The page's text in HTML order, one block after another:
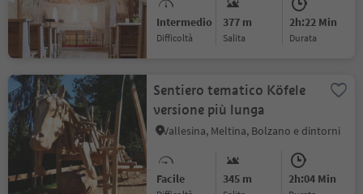
Intermedio
Difficoltà
377 m
Salita
2h:22 Min
durata
Sentiero tematico Köfele
versione più lunga
Vallesina, Meltina, Bolzano e dintorni
Facile 345 m 2h:04 Min